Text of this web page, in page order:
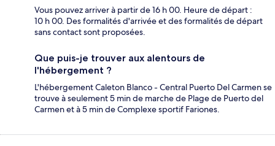
Vous pouvez arriver à partir de 16 h 00. Heure de départ :
10 h 00. Des formalités d'arrivée et des formalités de départ
sans contact sont proposées.
Que puis-je trouver aux alentours de
l'hébergement ?
L'hébergement Caleton Blanco - Central Puerto Del Carmen se
trouve à seulement 5 min de marche de Plage de Puerto del
Carmen et à 5 min de Complexe sportif Fariones.